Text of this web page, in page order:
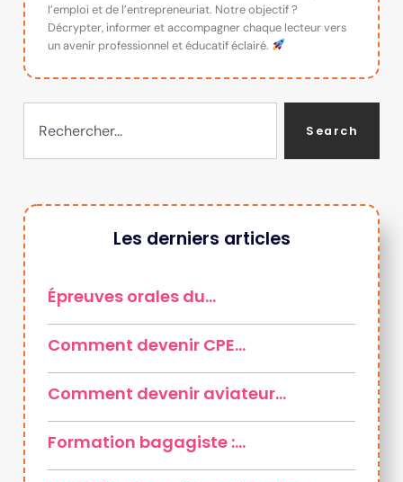
l’emploi et de l’entrepreneuriat. Notre objectif ?
Décrypter, informer et accompagner chaque lecteur vers
un avenir professionnel et éducatif éclairé.
Search
Les derniers articles
Épreuves orales du…
Comment devenir CPE…
Comment devenir aviateur…
Formation bagagiste :…